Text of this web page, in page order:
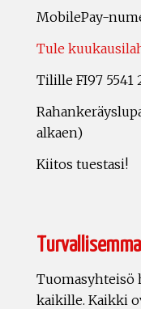
MobilePay-
Tule
Tilille FI97 5541
alkaen)
Kiitos tuestasi!
Tuomasyhteisö
kaikille. Kaikki